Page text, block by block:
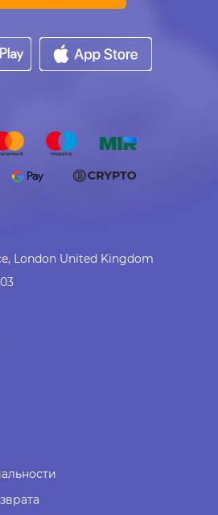
London United Kingdom